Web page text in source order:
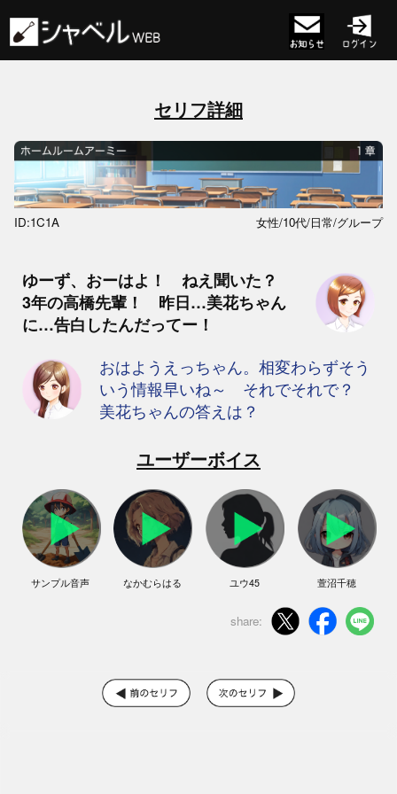
セリフ詳細
ID:1C1A 女性/10代/日常/グループ
ゆーず、おーはよ！ ねえ聞いた？
3年の高橋先輩！ 昨日…美花ちゃん
に…告白したんだってー！
おはようえっちゃん。相変わらずそう
いう情報早いね～ それでそれで？
美花ちゃんの答えは？
ユーザーボイス
サンプル音声 なかむらはる ユウ45 萱沼千穂
share: